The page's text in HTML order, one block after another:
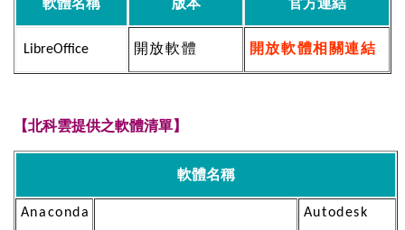
軟體名稱 版本 官方連結
LibreOffice 開放軟體 開放軟體相關連結
【北科雲提供之軟體清單】
軟體名稱
Anaconda
Autodesk